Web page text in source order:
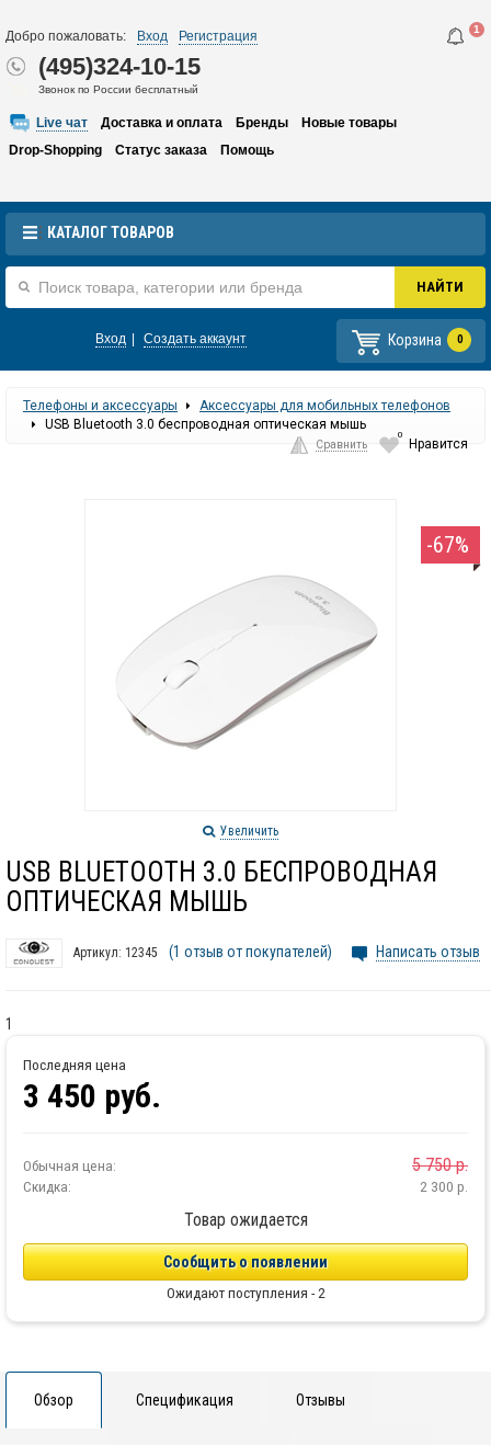
Добро пожаловать: Вход Регистрация 1
(495)324-10-15
Звонок по России бесплатный
Live чат Доставка и оплата Бренды
Новые товары
Drop-Shopping
Статус заказа Помощь
КАТАЛОГ ТОВАРОВ
Вход Создать аккаунт Корзина 0
Телефоны и аксессуары
Аксессуары для мобильных телефонов
USB Bluetooth 3.0 беспроводная оптическая мышь
Сравнить
0
Нравится
-67%
Увеличить
USB BLUETOOTH 3.0 БЕСПРОВОДНАЯ
ОПТИЧЕСКАЯ МЫШЬ
Артикул: 12345 (1 отзыв от покупателей) Написать отзыв
1
Последняя цена
3 450 руб.
Обычная цена: 5 750р.
Скидка: 2 300 р.
Товар ожидается
Сообщить о появлении
Ожидают поступления - 2
Обзор Спецификация Отзывы